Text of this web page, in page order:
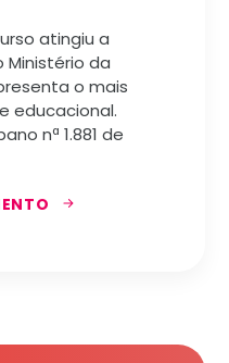
atingiu a
Ministério da
o mais
educacional.
nª 1.881 de